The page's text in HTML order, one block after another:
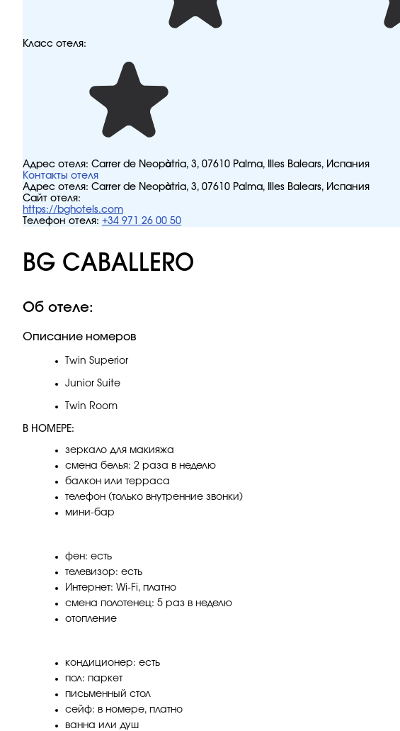
Класс отеля:
Адрес отеля: Carrer de Neopàtria, 3, 07610 Palma, Illes Balears, Испания
Контакты отеля
Адрес отеля: Carrer de Neopàtria, 3, 07610 Palma, Illes Balears, Испания
Сайт отеля:
https://bghotels.com
Телефон отеля: +34 971 26 00 50
BG CABALLERO
Об отеле:
Описание номеров
Twin Superior
Junior Suite
Twin Room
В НОМЕРЕ:
зеркало для макияжа
смена белья: 2 раза в неделю
балкон или терраса
телефон (только внутренние звонки)
мини-бар
фен: есть
телевизор: есть
Интернет: Wi-Fi, платно
смена полотенец: 5 раз в неделю
отопление
кондиционер: есть
пол: паркет
письменный стол
сейф: в номере, платно
ванна или душ